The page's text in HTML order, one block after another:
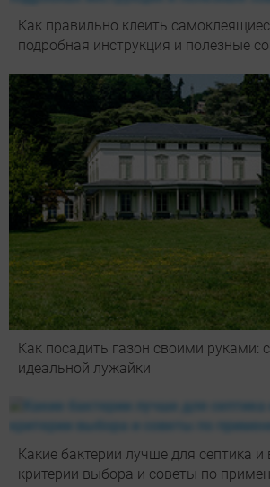
Как правильно клеить
подробная инструкция и полезные
Как посадить газон своими руками:
идеальной лужайки
Какие бактерии лучше для септика
критерии выбора и советы по